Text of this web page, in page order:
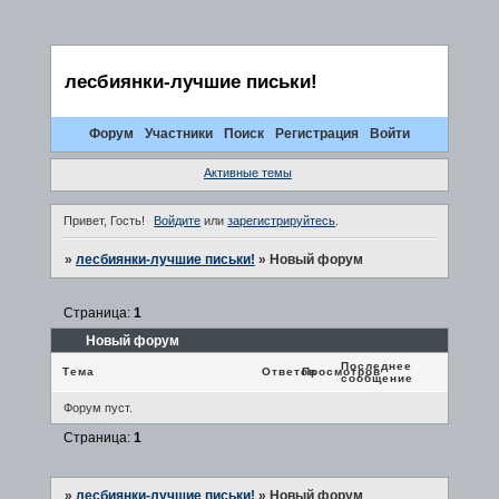
лесбиянки-лучшие письки!
Форум Участники Поиск Регистрация Войти
Активные темы
Привет, Гость! Войдите илизарегистрируйтесь.
» лесбиянки-лучшие письки! » Новый форум
Новый форум
Страница: 1
Тема ОтветовПросмотров
Последнее
сообщение
Форум пуст.
Страница: 1